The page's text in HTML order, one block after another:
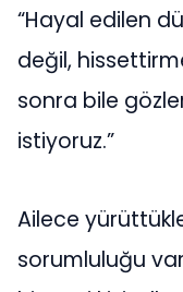
“Hayal edilen
değil,
sonra bile
istiyoruz.”
Ailece
sorumluluğu